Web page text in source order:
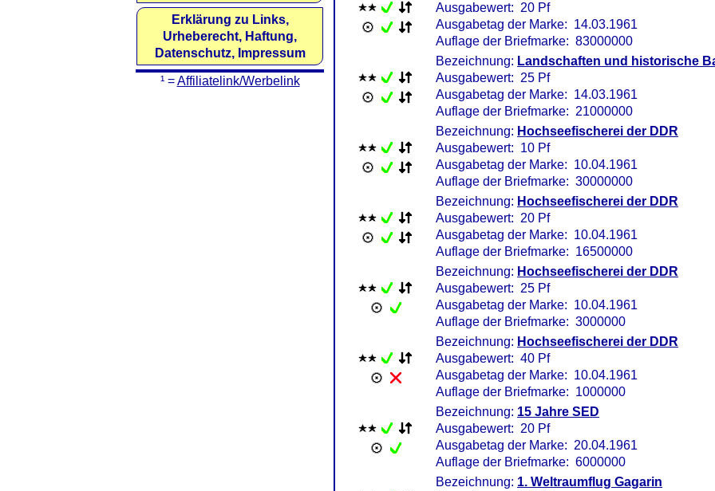
Ausgabewert: 20 Pf
Ausgabetag der Marke: 14.03.1961
Auflage der Briefmarke: 83000000
Bezeichnung: Landschaften und historische
Ausgabewert: 25 Pf
Ausgabetag der Marke: 14.03.1961
Auflage der Briefmarke: 21000000
Bezeichnung: Hochseefischerei der DDR
Ausgabewert: 10 Pf
Ausgabetag der Marke: 10.04.1961
Auflage der Briefmarke: 30000000
Bezeichnung: Hochseefischerei der DDR
Ausgabewert: 20 Pf
Ausgabetag der Marke: 10.04.1961
Auflage der Briefmarke: 16500000
Bezeichnung: Hochseefischerei der DDR
Ausgabewert: 25 Pf
Ausgabetag der Marke: 10.04.1961
Auflage der Briefmarke: 3000000
Bezeichnung: Hochseefischerei der DDR
Ausgabewert: 40 Pf
Ausgabetag der Marke: 10.04.1961
Auflage der Briefmarke: 1000000
Bezeichnung: 15 Jahre SED
Ausgabewert: 20 Pf
Ausgabetag der Marke: 20.04.1961
Auflage der Briefmarke: 6000000
Bezeichnung: 1. Weltraumflug Gagarin
Erklärung zu Links,
Urheberecht, Haftung,
Datenschutz, Impressum
¹ =Affiliatelink/Werbelink